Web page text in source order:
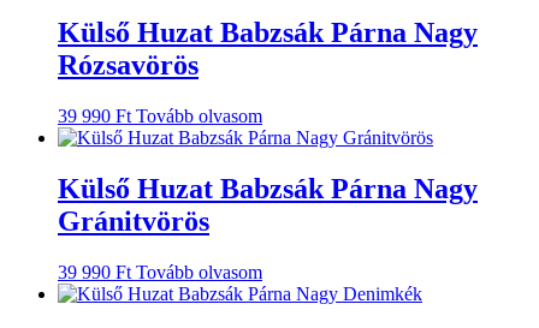
Külső Huzat Babzsák Párna Nagy
Rózsavörös
39 990 Ft Tovább olvasom
Külső Huzat Babzsák Párna Nagy
Gránitvörös
39 990 Ft Tovább olvasom